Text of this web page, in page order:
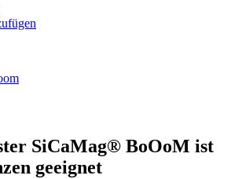
SiCaMag® BoOoM ist
geeignet